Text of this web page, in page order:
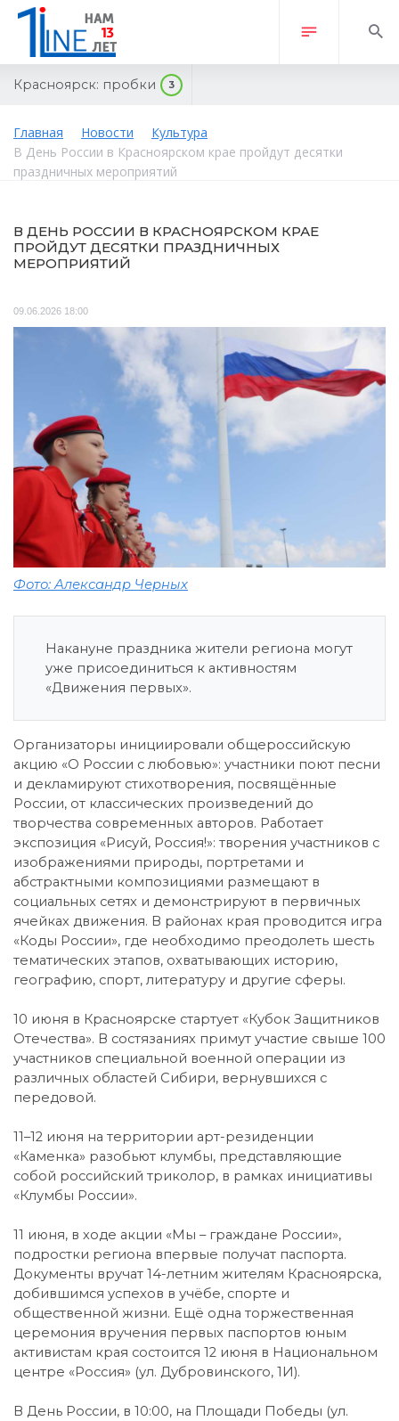
Красноярск: пробки 3
Главная Новости
Культура
В День России в Красноярском крае пройдут десятки
праздничных мероприятий
В ДЕНЬ РОССИИ В КРАСНОЯРСКОМ КРАЕ
ПРОЙДУТ ДЕСЯТКИ ПРАЗДНИЧНЫХ
МЕРОПРИЯТИЙ
09.06.2026 18:00
Фото: Александр Черных
Накануне праздника жители региона могут
уже присоединиться к активностям
«Движения первых».
Организаторы инициировали общероссийскую
акцию «О России с любовью»: участники поют песни
и декламируют стихотворения, посвящённые
России, от классических произведений до
творчества современных авторов. Работает
экспозиция «Рисуй, Россия!»: творения участников с
изображениями природы, портретами и
абстрактными композициями размещают в
социальных сетях и демонстрируют в первичных
ячейках движения. В районах края проводится игра
«Коды России», где необходимо преодолеть шесть
тематических этапов, охватывающих историю,
географию, спорт, литературу и другие сферы.
10 июня в Красноярске стартует «Кубок Защитников
Отечества». В состязаниях примут участие свыше 100
участников специальной военной операции из
различных областей Сибири, вернувшихся с
передовой.
11–12 июня на территории арт-резиденции
«Каменка» разобьют клумбы, представляющие
собой российский триколор, в рамках инициативы
«Клумбы России».
11 июня, в ходе акции «Мы – граждане России»,
подростки региона впервые получат паспорта.
Документы вручат 14-летним жителям Красноярска,
добившимся успехов в учёбе, спорте и
общественной жизни. Ещё одна торжественная
церемония вручения первых паспортов юным
активистам края состоится 12 июня в Национальном
центре «Россия» (ул. Дубровинского, 1И).
В День России, в 10:00, на Площади Победы (ул.